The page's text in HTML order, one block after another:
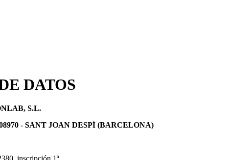
DATOS
S.L.
- SANT JOAN DESPÍ (BARCELONA)
inscripción 1ª.